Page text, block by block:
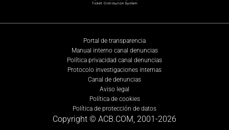
Portal de transparencia
Manual interno canal denuncias
Política privacidad canal denuncias
Protocolo investigaciones internas
Canal de denuncias
Aviso legal
Política de cookies
Política de protección de datos
Copyright © ACB.COM, 2001-2026